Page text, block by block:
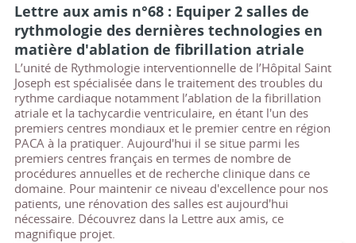
Lettre aux amis n°68 : Equiper 2 salles de
rythmologie des dernières technologies en
matière d'ablation de fibrillation atriale
L’unité de Rythmologie interventionnelle de l’Hôpital Saint
Joseph est spécialisée dans le traitement des troubles du
rythme cardiaque notamment l’ablation de la fibrillation
atriale et la tachycardie ventriculaire, en étant l'un des
premiers centres mondiaux et le premier centre en région
PACA à la pratiquer. Aujourd'hui il se situe parmi les
premiers centres français en termes de nombre de
procédures annuelles et de recherche clinique dans ce
domaine. Pour maintenir ce niveau d'excellence pour nos
patients, une rénovation des salles est aujourd'hui
nécessaire. Découvrez dans la Lettre aux amis, ce
magnifique projet.